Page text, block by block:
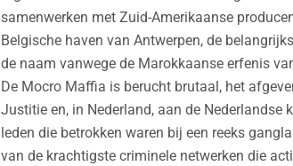
samenwerken met Zuid-Amerikaanse
Belgische haven van Antwerpen, de
de naam vanwege de Marokkaanse erfenis
De Mocro Maffia is berucht brutaal, het
Justitie en, in Nederland, aan de Nederlandse
leden die betrokken waren bij een reeks
van de krachtigste criminele netwerken die